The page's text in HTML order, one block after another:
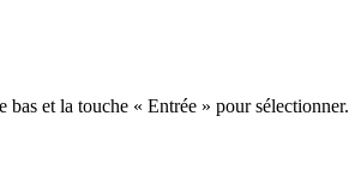
et la touche « Entrée » pour sélectionner.